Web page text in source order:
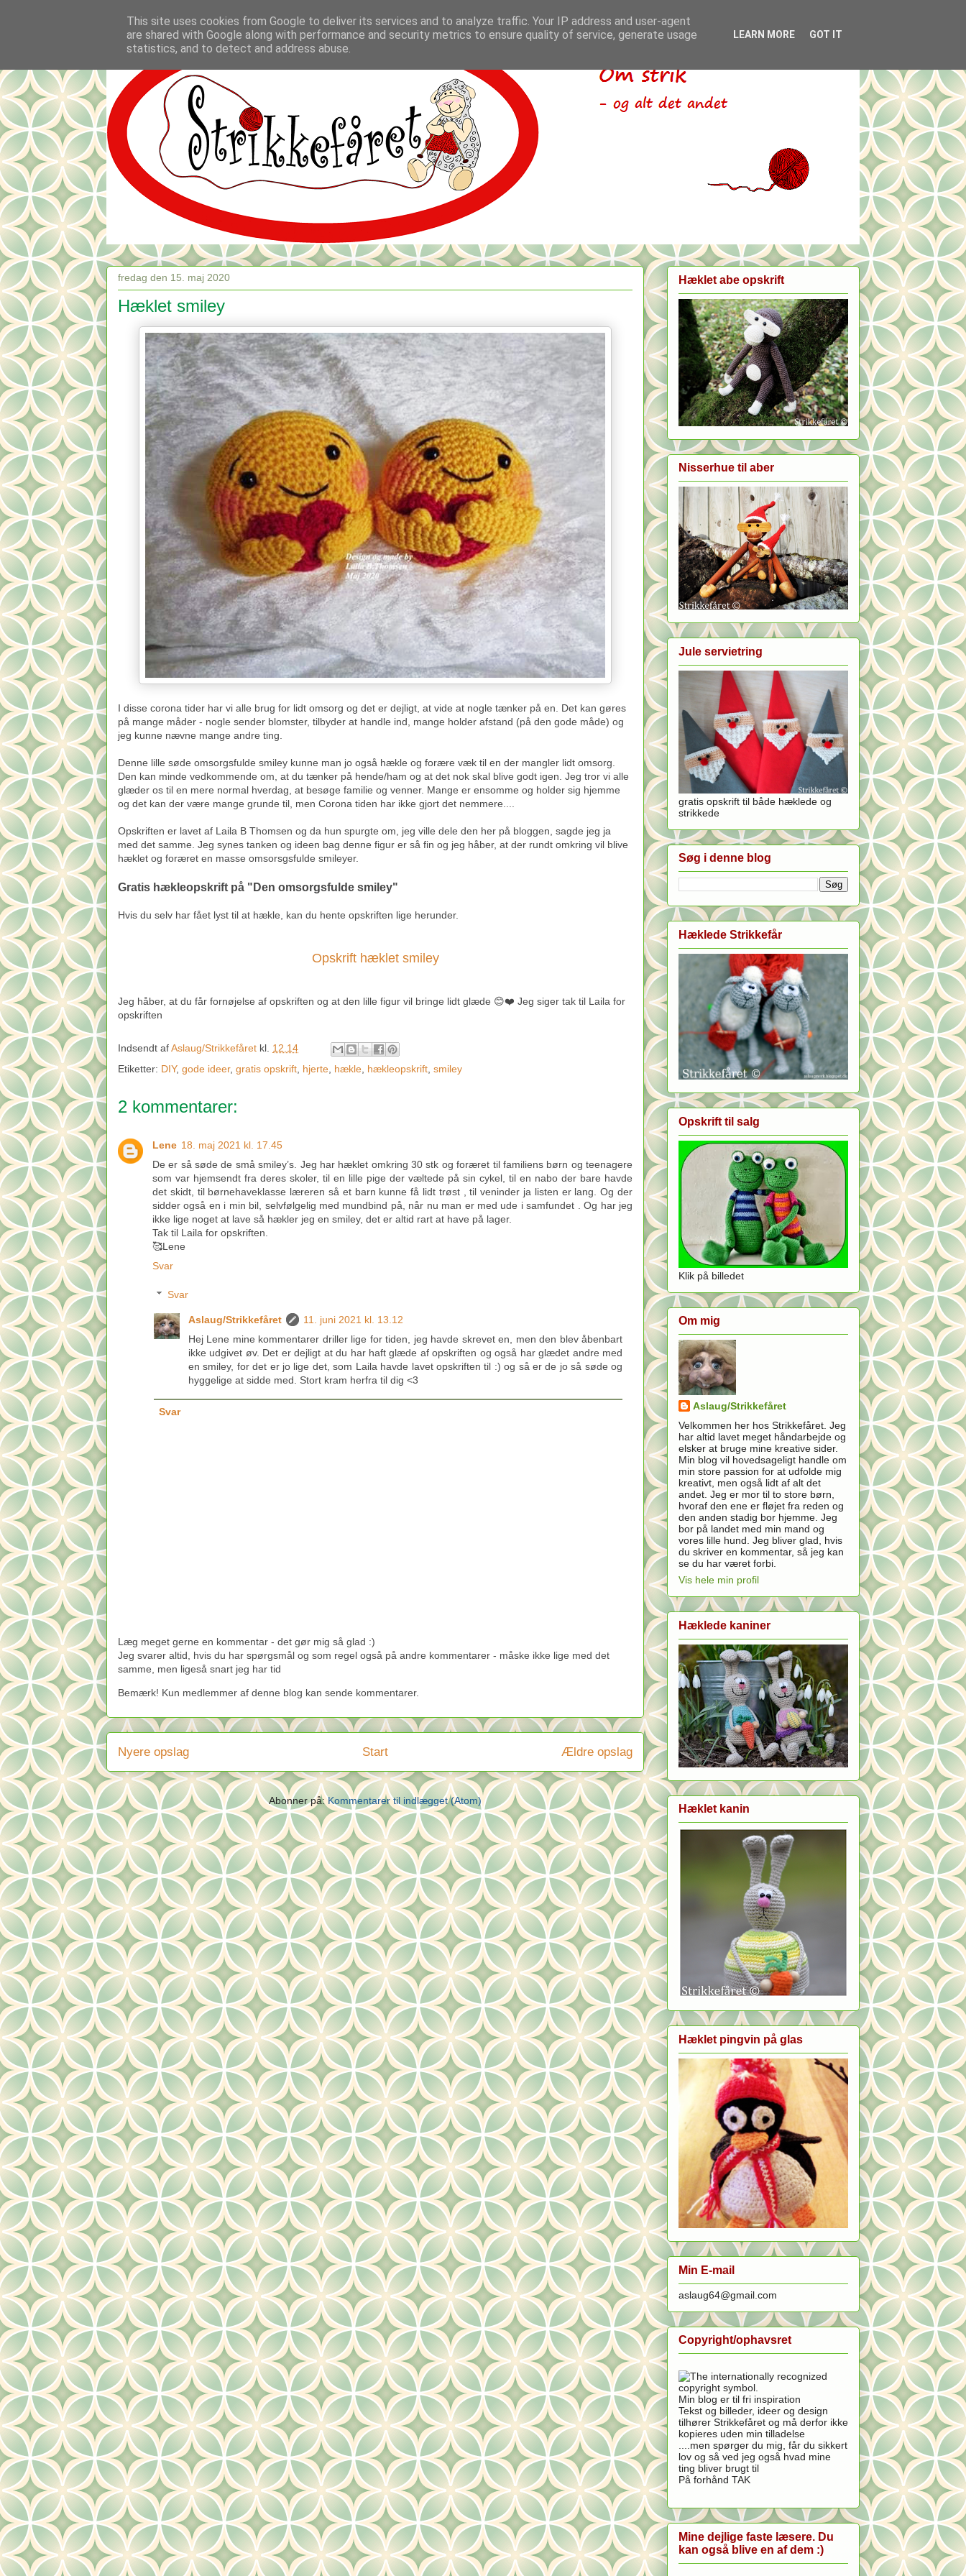
fredag den 15. maj 2020
Hæklet smiley
I disse corona tider har vi alle brug for lidt omsorg og det er dejligt, at vide at nogle tænker på en. Det kan gøres
på mange måder - nogle sender blomster, tilbyder at handle ind, mange holder afstand (på den gode måde) og
jeg kunne nævne mange andre ting.
Denne lille søde omsorgsfulde smiley kunne man jo også hækle og forære væk til en der mangler lidt omsorg.
Den kan minde vedkommende om, at du tænker på hende/ham og at det nok skal blive godt igen. Jeg tror vi alle
glæder os til en mere normal hverdag, at besøge familie og venner. Mange er ensomme og holder sig hjemme
og det kan der være mange grunde til, men Corona tiden har ikke gjort det nemmere....
Opskriften er lavet af Laila B Thomsen og da hun spurgte om, jeg ville dele den her på bloggen, sagde jeg ja
med det samme. Jeg synes tanken og ideen bag denne figur er så fin og jeg håber, at der rundt omkring vil blive
hæklet og foræret en masse omsorsgsfulde smileyer.
Gratis hækleopskrift på "Den omsorgsfulde smiley"
Hvis du selv har fået lyst til at hækle, kan du hente opskriften lige herunder.
Opskrift hæklet smiley
Jeg håber, at du får fornøjelse af opskriften og at den lille figur vil bringe lidt glæde 😊❤️ Jeg siger tak til Laila for
opskriften
Indsendt afAslaug/Strikkefåret kl. 12.14
Etiketter: DIY, gode ideer, gratis opskrift hjerte hækle hækleopskrift smiley
2 kommentarer:
Lene 18. maj 2021 kl. 17.45
De er så søde de små smiley’s. Jeg har hæklet omkring 30 stk og foræret til familiens børn og teenagere
som var hjemsendt fra deres skoler, til en lille pige der væltede på sin cykel, til en nabo der bare havde
det skidt, til børnehaveklasse læreren så et barn kunne få lidt trøst , til veninder ja listen er lang. Og der
sidder også en i min bil, selvfølgelig med mundbind på, når nu man er med ude i samfundet . Og har jeg
ikke lige noget at lave så hækler jeg en smiley, det er altid rart at have på lager.
Tak til Laila for opskriften.
🥰Lene
Svar
Svar
Aslaug/Strikkefåret
11. juni 2021 kl. 13.12
Hej Lene mine kommentarer driller lige for tiden, jeg havde skrevet en, men den blev åbenbart
ikke udgivet øv. Det er dejligt at du har haft glæde af opskriften og også har glædet andre med
en smiley, for det er jo lige det, som Laila havde lavet opskriften til :) og så er de jo så søde og
hyggelige at sidde med. Stort kram herfra til dig <3
Svar
Læg meget gerne en kommentar - det gør mig så glad :)
Jeg svarer altid, hvis du har spørgsmål og som regel også på andre kommentarer - måske ikke lige med det
samme, men ligeså snart jeg har tid
Bemærk! Kun medlemmer af denne blog kan sende kommentarer.
Nyere opslag Ældre opslag
Start
Abonner på:Kommentarer til indlægget (Atom)
Hæklet abe opskrift
Nisserhue til aber
Jule servietring
gratis opskrift til både hæklede og
strikkede
Søg i denne blog
Hæklede Strikkefår
Opskrift til salg
Klik på billedet
Om mig
Aslaug/Strikkefåret
Velkommen her hos Strikkefåret. Jeg
har altid lavet meget håndarbejde og
elsker at bruge mine kreative sider.
Min blog vil hovedsageligt handle om
min store passion for at udfolde mig
kreativt, men også lidt af alt det
andet. Jeg er mor til to store børn,
hvoraf den ene er fløjet fra reden og
den anden stadig bor hjemme. Jeg
bor på landet med min mand og
vores lille hund. Jeg bliver glad, hvis
du skriver en kommentar, så jeg kan
se du har været forbi.
Vis hele min profil
Hæklede kaniner
Hæklet kanin
Hæklet pingvin på glas
Min E-mail
aslaug64@gmail.com
Copyright/ophavsret
Min blog er til fri inspiration
Tekst og billeder, ideer og design
tilhører Strikkefåret og må derfor ikke
kopieres uden min tilladelse
....men spørger du mig, får du sikkert
lov og så ved jeg også hvad mine
ting bliver brugt til
På forhånd TAK
Mine dejlige faste læsere. Du
kan også blive en af dem :)
This site uses cookies from Google to deliver its services and to analyze traffic. Your IP address and user-agent
are shared with Google along with performance and security metrics to ensure quality of service, generate usage
statistics, and to detect and address abuse.
LEARN MORE GOT IT